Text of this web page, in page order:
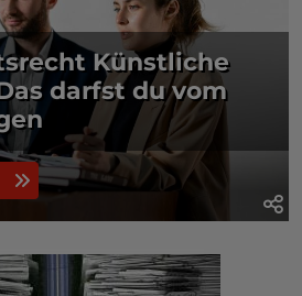
Künstliche
darfst du vom